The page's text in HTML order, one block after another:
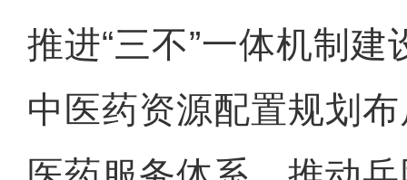
推进“三不”一体机制
中医药资源配置规划